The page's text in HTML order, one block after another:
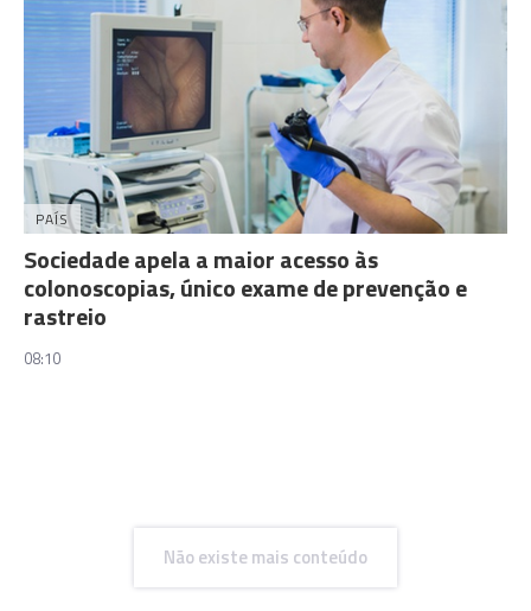
PAÍS
Sociedade apela a maior acesso às
colonoscopias, único exame de prevenção e
rastreio
08:10
Não existe mais conteúdo